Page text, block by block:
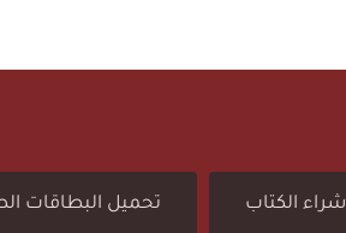
شراء الكتاب تحميل البطاقات